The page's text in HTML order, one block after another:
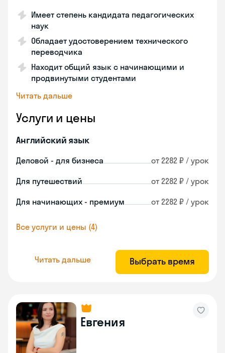
Имеет степень кандидата педагогических
наук
Обладает удостоверением технического
переводчика
Находит общий язык с начинающими и
продвинутыми студентами
Читать дальше
Услуги и цены
Английский язык
Деловой - для бизнеса от 2282 ₽ / урок
Для путешествий от 2282 ₽ / урок
Для начинающих - премиум от 2282 ₽ / урок
Все услуги и цены (4)
Читать дальше Выбрать время
Евгения